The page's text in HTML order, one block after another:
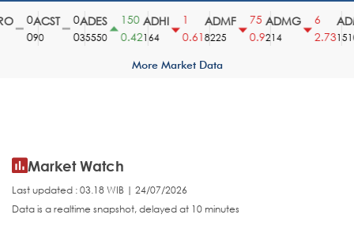
ACST
90
ADES
35550
150
0.42
ADHI
164
0.61
ADMF
8225
75
0.9
ADMG
214
2.731510
More Market Data
Market Watch
Last updated : 03.18 WIB | 24/07/2026
Data is a realtime snapshot, delayed at 10 minutes